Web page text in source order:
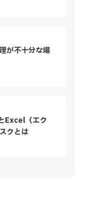
が不十分な場
Excel（エク
クとは